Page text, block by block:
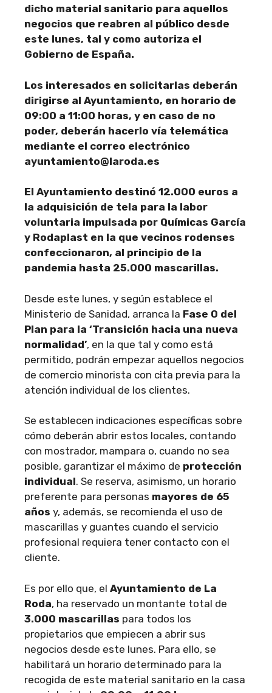
dicho material sanitario para aquellos
negocios que reabren al público desde
este lunes, tal y como autoriza el
Gobierno de España.
Los interesados en solicitarlas deberán
dirigirse al Ayuntamiento, en horario de
09:00 a 11:00 horas, y en caso de no
poder, deberán hacerlo vía telemática
mediante el correo electrónico
ayuntamiento@laroda.es
El Ayuntamiento destinó 12.000 euros a
la adquisición de tela para la labor
voluntaria impulsada por Químicas García
y Rodaplast en la que vecinos rodenses
confeccionaron, al principio de la
pandemia hasta 25.000 mascarillas.
Desde este lunes, y según establece el
Ministerio de Sanidad, arranca la Fase 0 del
Plan para la ‘Transición hacia una nueva
normalidad’, en la que tal y como está
permitido, podrán empezar aquellos negocios
de comercio minorista con cita previa para la
atención individual de los clientes.
Se establecen indicaciones específicas sobre
cómo deberán abrir estos locales, contando
con mostrador, mampara o, cuando no sea
posible, garantizar el máximo de protección
individual. Se reserva, asimismo, un horario
preferente para personas mayores de 65
años y, además, se recomienda el uso de
mascarillas y guantes cuando el servicio
profesional requiera tener contacto con el
cliente.
Es por ello que, el Ayuntamiento de La
Roda, ha reservado un montante total de
3.000 mascarillas para todos los
propietarios que empiecen a abrir sus
negocios desde este lunes. Para ello, se
habilitará un horario determinado para la
recogida de este material sanitario en la casa